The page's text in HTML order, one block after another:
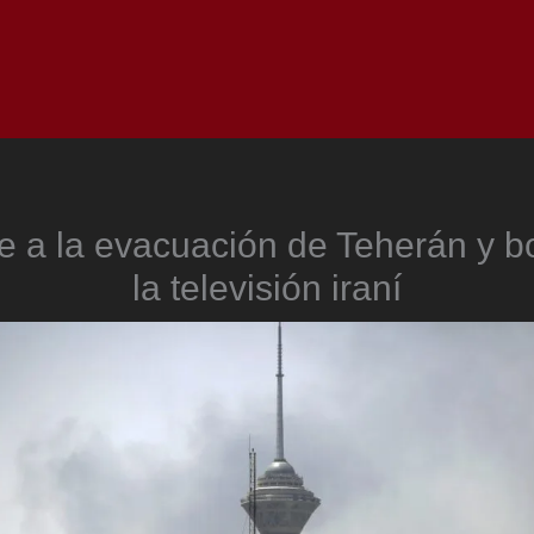
a la evacuación de Teherán y
la televisión iraní